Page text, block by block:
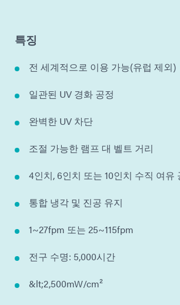
특징
전 세계적으로 이용 가능(유럽 제외)
일관된 UV 경화 공정
완벽한 UV 차단
조절 가능한 램프 대 벨트 거리
4인치, 6인치 또는 10인치 수직 여유
통합 냉각 및 진공 유지
1~27fpm 또는 25~115fpm
전구 수명: 5,000시간
&lt;2,500mW/cm²